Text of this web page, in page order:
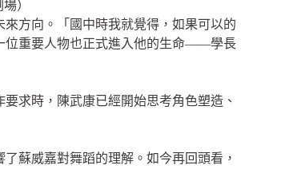
）
方向。「國中時我就覺得，如果可以的
位重要人物也正式進入他的生命——學長
求時，陳武康已經開始思考角色塑造、
蘇威嘉對舞蹈的理解。如今再回頭看，